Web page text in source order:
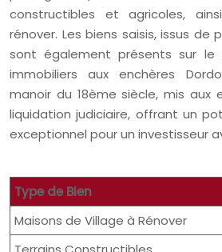
constructibles et agricoles,
rénover. Les biens saisis, issus de
sont également présents sur le
immobiliers aux enchères
manoir du 18ème siècle, mis aux
liquidation judiciaire, offrant un
exceptionnel pour un investisseur
Type de Bien
Maisons de Village à Rénover